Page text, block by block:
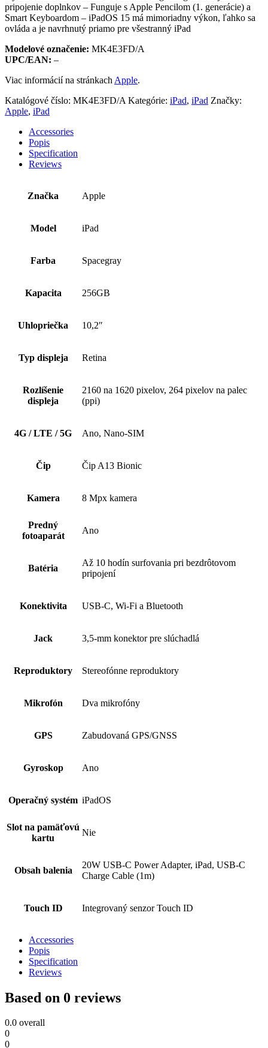
pripojenie doplnkov – Funguje s Apple Pencilom (1. generácie) a
Smart Keyboardom – iPadOS 15 má mimoriadny výkon, ľahko sa
ovláda a je navrhnutý priamo pre všestranný iPad
Modelové označenie: MK4E3FD/A
UPC/EAN: –
Viac informácií na stránkach Apple.
Katalógové číslo: MK4E3FD/A Kategórie: iPad, iPad Značky:
Apple, iPad
Accessories
Popis
Specification
Reviews
Značka Apple
Model iPad
Farba Spacegray
Kapacita 256GB
Uhlopriečka 10,2″
Typ displeja Retina
Rozlíšenie
displeja
2160 na 1620 pixelov, 264 pixelov na palec
(ppi)
4G / LTE / 5G Ano, Nano-SIM
Čip Čip A13 Bionic
Kamera 8 Mpx kamera
Predný
fotoaparát
Ano
Batéria
Až 10 hodín surfovania pri bezdrôtovom
pripojení
Konektivita USB-C, Wi-Fi a Bluetooth
Jack 3,5-mm konektor pre slúchadlá
Reproduktory Stereofónne repro­duktory
Mikrofón Dva mikrofóny
GPS Zabudovaná GPS/GNSS
Gyroskop Ano
Operačný systém iPadOS
Slot na pamäťovú
kartu
Nie
Obsah balenia
20W USB-C Power Adapter, iPad, USB-C
Charge Cable (1m)
Touch ID Integrovaný senzor Touch ID
Accessories
Popis
Specification
Reviews
Based on 0 reviews
0.0 overall
0
0